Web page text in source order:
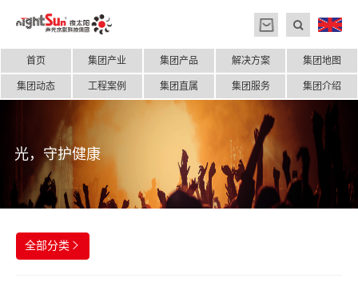
首页 集团产业 集团产品 解决方案 集团地图
集团动态 工程案例 集团直属 集团服务 集团介绍
光，守护健康
全部分类 